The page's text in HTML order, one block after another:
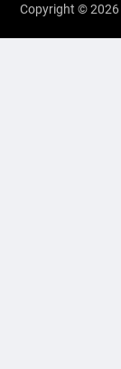
Copyright © 2026